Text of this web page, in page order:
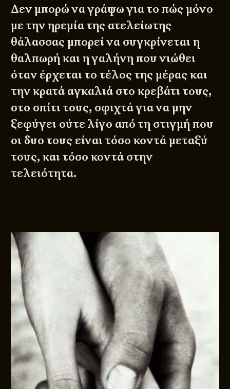
Δεν μπορώ να γράψω για το πώς μόνο
με την ηρεμία της ατελείωτης
θάλασσας μπορεί να συγκρίνεται η
θαλπωρή και η γαλήνη που νιώθει
όταν έρχεται το τέλος της μέρας και
την κρατά αγκαλιά στο κρεβάτι τους,
στο σπίτι τους, σφιχτά για να μην
ξεφύγει ούτε λίγο από τη στιγμή που
οι δυο τους είναι τόσο κοντά μεταξύ
τους, και τόσο κοντά στην
τελειότητα.